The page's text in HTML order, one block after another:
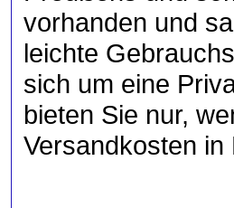
vorhanden und
leichte
sich um eine
bieten Sie nur,
Versandkosten